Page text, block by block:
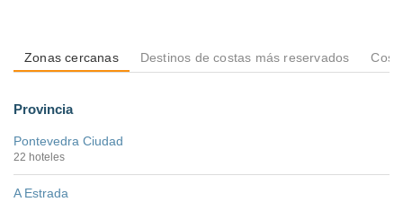
Zonas cercanas Destinos de costas más reservados
Provincia
Pontevedra Ciudad
22 hoteles
A Estrada